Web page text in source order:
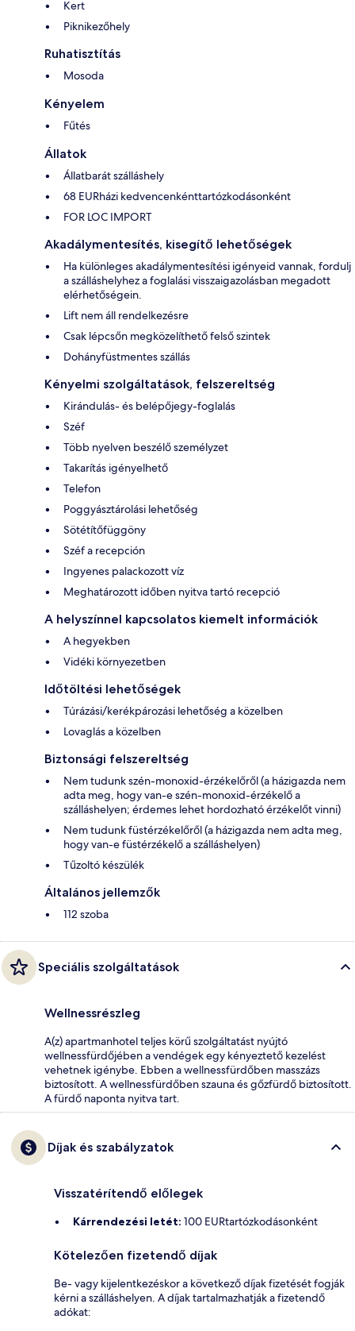
Kert
Piknikezőhely
Ruhatisztítás
Mosoda
Kényelem
Fűtés
Állatok
Állatbarát szálláshely
68 EURházi kedvencenkénttartózkodásonként
FOR LOC IMPORT
Akadálymentesítés, kisegítő lehetőségek
Ha különleges akadálymentesítési igényeid vannak, fordulj
a szálláshelyhez a foglalási visszaigazolásban megadott
elérhetőségein.
Lift nem áll rendelkezésre
Csak lépcsőn megközelíthető felső szintek
Dohányfüstmentes szállás
Kényelmi szolgáltatások, felszereltség
Kirándulás- és belépőjegy-foglalás
Széf
Több nyelven beszélő személyzet
Takarítás igényelhető
Telefon
Poggyásztárolási lehetőség
Sötétítőfüggöny
Széf a recepción
Ingyenes palackozott víz
Meghatározott időben nyitva tartó recepció
A helyszínnel kapcsolatos kiemelt információk
A hegyekben
Vidéki környezetben
Időtöltési lehetőségek
Túrázási/kerékpározási lehetőség a közelben
Lovaglás a közelben
Biztonsági felszereltség
Nem tudunk szén-monoxid-érzékelőről (a házigazda nem
adta meg, hogy van-e szén-monoxid-érzékelő a
szálláshelyen; érdemes lehet hordozható érzékelőt vinni)
Nem tudunk füstérzékelőről (a házigazda nem adta meg,
hogy van-e füstérzékelő a szálláshelyen)
Tűzoltó készülék
Általános jellemzők
112 szoba
Speciális szolgáltatások
Wellnessrészleg
A(z) apartmanhotel teljes körű szolgáltatást nyújtó
wellnessfürdőjében a vendégek egy kényeztető kezelést
vehetnek igénybe. Ebben a wellnessfürdőben masszázs
biztosított. A wellnessfürdőben szauna és gőzfürdő biztosított.
A fürdő naponta nyitva tart.
Díjak és szabályzatok
Visszatérítendő előlegek
Kárrendezési letét: 100 EURtartózkodásonként
Kötelezően fizetendő díjak
Be- vagy kijelentkezéskor a következő díjak fizetését fogják
kérni a szálláshelyen. A díjak tartalmazhatják a fizetendő
adókat: